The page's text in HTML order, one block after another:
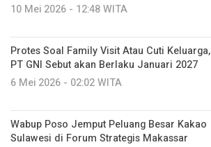
10 Mei 2026 - 12:48 WITA
Protes Soal Family Visit Atau Cuti Keluarga,
PT GNI Sebut akan Berlaku Januari 2027
6 Mei 2026 - 02:02 WITA
Wabup Poso Jemput Peluang Besar Kakao
Sulawesi di Forum Strategis Makassar